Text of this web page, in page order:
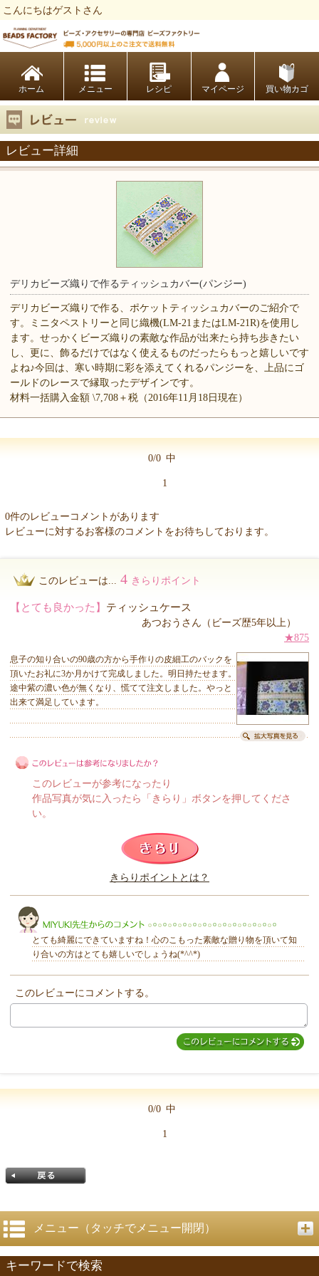
こんにちはゲストさん
ホーム レシピ マイページ 買い物カゴ
レビュー詳細
デリカビーズ織りで作るティッシュカバー(パンジー)
デリカビーズ織りで作る、ポケットティッシュカバーのご紹介で
す。ミニタペストリーと同じ織機(LM-21またはLM-21R)を使用し
ます。せっかくビーズ織りの素敵な作品が出来たら持ち歩きたい
し、更に、飾るだけではなく使えるものだったらもっと嬉しいです
よね♪今回は、寒い時期に彩を添えてくれるパンジーを、上品にゴ
ールドのレースで縁取ったデザインです。
材料一括購入金額 \7,708＋税（2016年11月18日現在）
0/0 中
1
0件のレビューコメントがあります
レビューに対するお客様のコメントをお待ちしております。
このレビューは... 4 きらりポイント
【とても良かった】 ティッシュケース
あつおうさん（ビーズ歴5年以上）
★875
息子の知り合いの90歳の方から手作りの皮細工のバックを
頂いたお礼に3か月かけて完成しました。明日持たせます。
途中紫の濃い色が無くなり、慌てて注文しました。やっと
出来て満足しています。
このレビューは参考になりましたか？
このレビューが参考になったり
作品写真が気に入ったら「きらり」ボタンを押してくださ
い。
きらりポイントとは？
とても綺麗にできていますね！心のこもった素敵な贈り物を頂いて知
り合いの方はとても嬉しいでしょうね(*^^*)
このレビューにコメントする。
0/0 中
1
戻る
メニュー（タッチでメニュー開閉）
キーワードで検索